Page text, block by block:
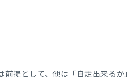
提として、他は「自走出来るか」